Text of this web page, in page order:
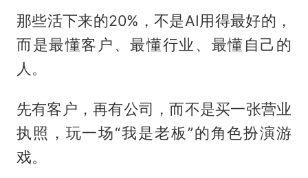
那些活下来的20%，不是AI用得最好的，
而是最懂客户、最懂行业、最懂自己的
人。
先有客户，再有公司，而不是买一张营业
执照，玩一场“我是老板”的角色扮演游
戏。